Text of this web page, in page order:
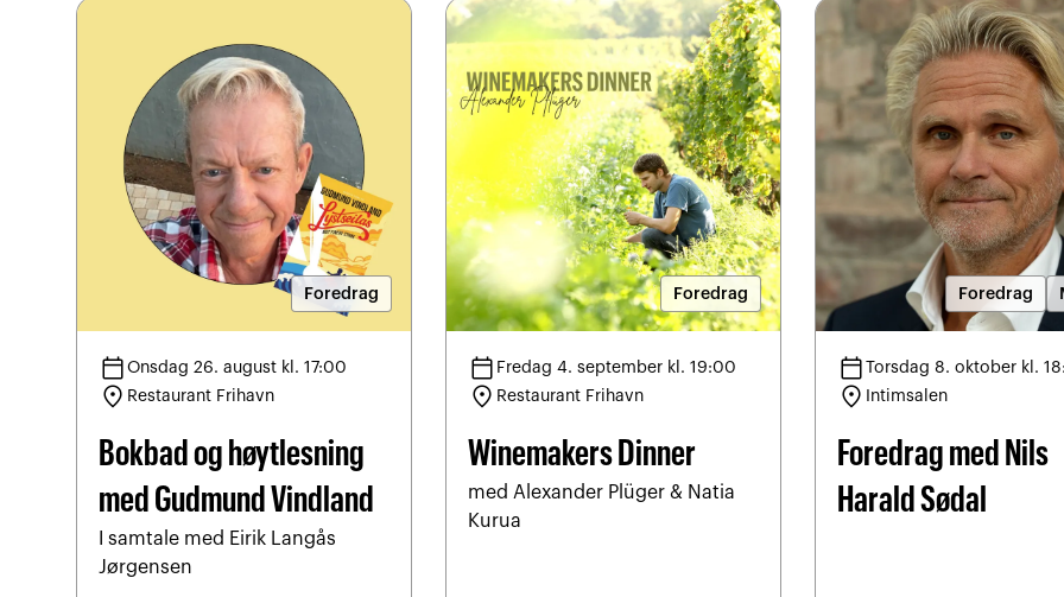
Foredrag
calendar_todayOnsdag 26. august kl. 17:00
location_on Restaurant Frihavn
Bokbad og høytlesning
med Gudmund Vindland
I samtale med Eirik Langås
Jørgensen
Foredrag
calendar_today Fredag 4. september kl. 19:00
location_on Restaurant Frihavn
Winemakers Dinner
med Alexander Plüger & Natia
Kurua
Foredrag
calendar_todayTorsdag 8. oktober kl.
location_on Intimsalen
Foredrag med Nils
Harald Sødal